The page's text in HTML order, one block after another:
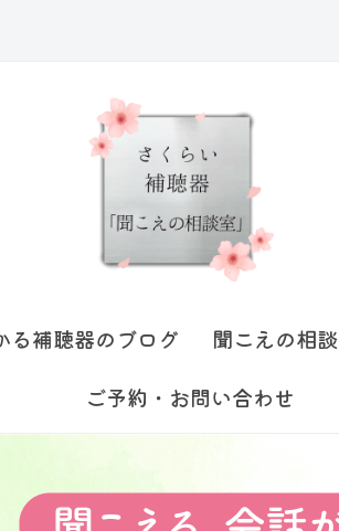
る補聴器のブログ 聞こえの相談
ご予約・お問い合わせ